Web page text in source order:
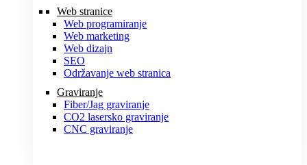
Web stranice
Web programiranje
Web marketing
Web dizajn
SEO
Održavanje web stranica
Graviranje
Fiber/Jag graviranje
CO2 lasersko graviranje
CNC graviranje